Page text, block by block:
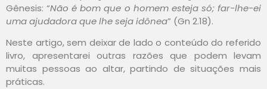
Gênesis: “Não é bom que o homem esteja só; far-lhe-ei
uma ajudadora que lhe seja idônea” (Gn 2.18).
Neste artigo, sem deixar de lado o conteúdo do referido
livro, apresentarei outras razões que podem levam
muitas pessoas ao altar, partindo de situações mais
práticas.